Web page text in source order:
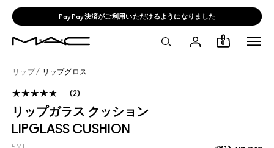
PayPay決済がご利用いただけるようになりました
0
リップ/ リップグロス
リップガラス クッション
LIPGLASS CUSHION
2